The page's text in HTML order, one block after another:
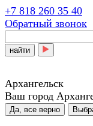
+7 818 260 35 40
Обратный звонок
найти
Архангельск
Ваш город
Да, все верно